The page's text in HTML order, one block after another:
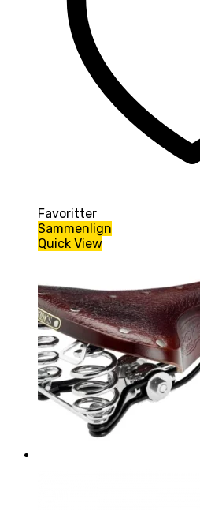
Favoritter
Sammenlign
Quick View